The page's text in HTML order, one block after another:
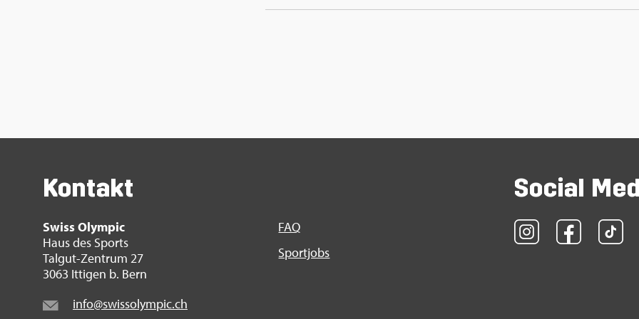
Kon­takt
Swiss Olym­pic
Haus des Sports
Tal­gut-Zen­trum 27
3063 It­ti­gen b. Bern
info@​swi​ssol​ympi​c.​ch
FAQ
Sport­jobs
So­ci­al